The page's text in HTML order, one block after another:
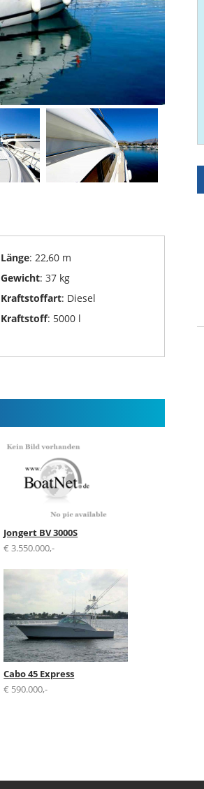
Länge: 22,60 m
Gewicht: 37 kg
Kraftstoffart: Diesel
Kraftstoff: 5000 l
Jongert BV 3000S
€ 3.550.000,-
Cabo 45 Express
€ 590.000,-